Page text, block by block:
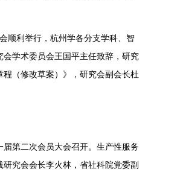
顺利举行，杭州学各分支学科、智
学术委员会王国平主任致辞，研究
（修改草案）》，研究会副会长杜
第二次会员大会召开。生产性服务
究会会长李火林，省社科院党委副